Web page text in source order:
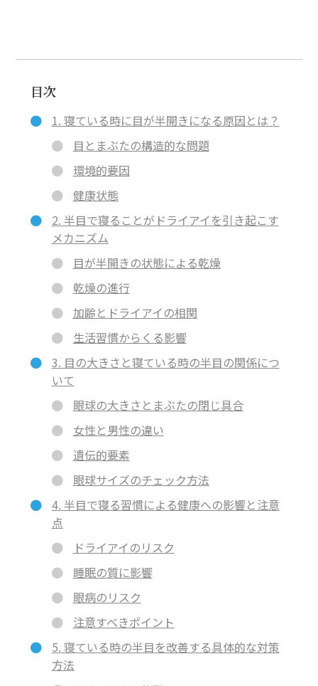
目次
1. 寝ている時に目が半開きになる原因とは？
目とまぶたの構造的な問題
環境的要因
健康状態
2. 半目で寝ることがドライアイを引き起こす
メカニズム
目が半開きの状態による乾燥
乾燥の進行
加齢とドライアイの相関
生活習慣からくる影響
3. 目の大きさと寝ている時の半目の関係につ
いて
眼球の大きさとまぶたの閉じ具合
女性と男性の違い
遺伝的要素
眼球サイズのチェック方法
4. 半目で寝る習慣による健康への影響と注意
点
ドライアイのリスク
睡眠の質に影響
眼病のリスク
注意すべきポイント
5. 寝ている時の半目を改善する具体的な対策
方法